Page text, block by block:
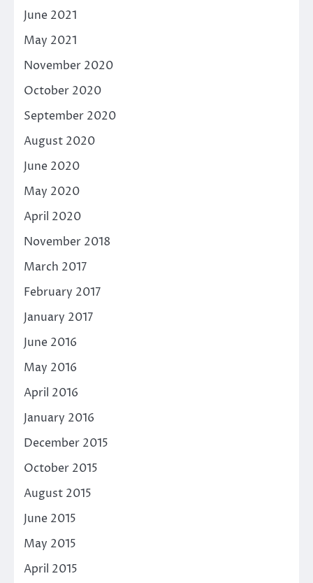
June 2021
May 2021
November 2020
October 2020
September 2020
August 2020
June 2020
May 2020
April 2020
November 2018
March 2017
February 2017
January 2017
June 2016
May 2016
April 2016
January 2016
December 2015
October 2015
August 2015
June 2015
May 2015
April 2015